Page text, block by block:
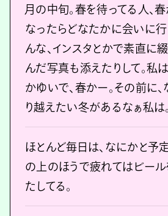
月の中旬。春を待ってる人、
なったらどなたかに会いに行
んな、インスタとかで素直に
んだ写真も添えたりして。私
かゆいで、春かー。その前に
り越えたい冬があるなぁ私は。
ほとんど毎日は、なにかと予
の上のほうで疲れてはビー
たしてる。